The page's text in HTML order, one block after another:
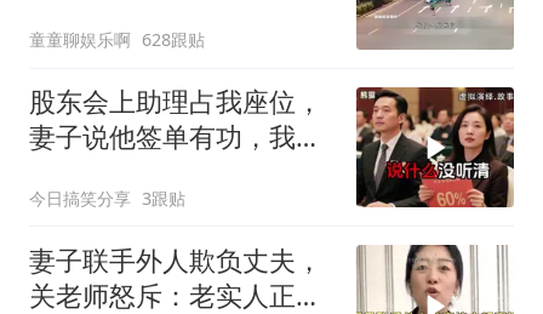
童童聊娱乐啊 628跟贴
股东会上助理占我座位，
妻子说他签单有功，我抛
给他当
今日搞笑分享 3跟贴
妻子联手外人欺负丈夫，
关老师怒斥：老实人正义